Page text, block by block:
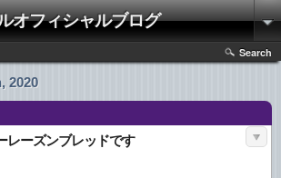
オフィシャルブログ
Search
2020
レーズンブレッドです